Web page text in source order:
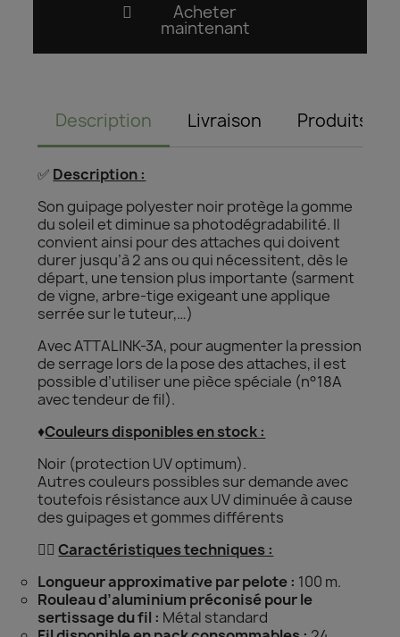
Acheter
maintenant
Description Livraison Produits
✅ Description :
Son guipage polyester noir protège la gomme
du soleil et diminue sa photodégradabilité. Il
convient ainsi pour des attaches qui doivent
durer jusqu’à 2 ans ou qui nécessitent, dès le
départ, une tension plus importante (sarment
de vigne, arbre-tige exigeant une applique
serrée sur le tuteur,…)
Avec ATTALINK-3A, pour augmenter la pression
de serrage lors de la pose des attaches, il est
possible d’utiliser une pièce spéciale (n°18A
avec tendeur de fil).
♦️Couleurs disponibles en stock :
Noir (protection UV optimum).
Autres couleurs possibles sur demande avec
toutefois résistance aux UV diminuée à cause
des guipages et gommes différents
👌🏻Caractéristiques techniques :
Longueur approximative par pelote : 100 m.
Rouleau d’aluminium préconisé pour le
sertissage du fil : Métal standard